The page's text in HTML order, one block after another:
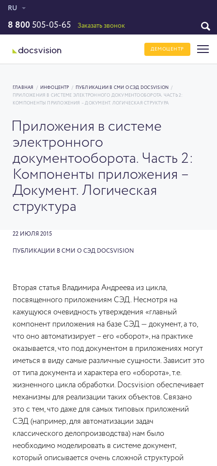
RU
8 800 505-05-65 Заказать звонок
ДЕМОЦЕНТР
ГЛАВНАЯ / ИНФОЦЕНТР / ПУБЛИКАЦИИ В СМИ О СЭД DOCSVISION
/
ПРИЛОЖЕНИЯ В СИСТЕМЕ ЭЛЕКТРОННОГО ДОКУМЕНТООБОРОТА. ЧАСТЬ 2:
КОМПОНЕНТЫ ПРИЛОЖЕНИЯ – ДОКУМЕНТ. ЛОГИЧЕСКАЯ СТРУКТУРА
Приложения в системе
электронного
документооборота. Часть 2:
Компоненты приложения –
Документ. Логическая
структура
22 ИЮЛЯ 2015
ПУБЛИКАЦИИ В СМИ О СЭД DOCSVISION
Вторая статья Владимира Андреева из цикла,
посвященного приложениям СЭД. Несмотря на
кажущуюся очевидность утверждения «главный
компонент приложения на базе СЭД — документ, а то,
что оно автоматизирует – его «оборот», на практике
оказывается, что под документом в приложениях могут
иметься в виду самые различные сущности. Зависит это
от типа документа и характера его «оборота», т.е.
жизненного цикла обработки. Docsvision обеспечивает
механизмы для реализации таких объектов. Связано
это с тем, что даже для самых типовых приложений
СЭД (например, для автоматизации задач
классического делопроизводства) нам было
необходимо моделировать в системе документ,
который описывается очень сложной структурой